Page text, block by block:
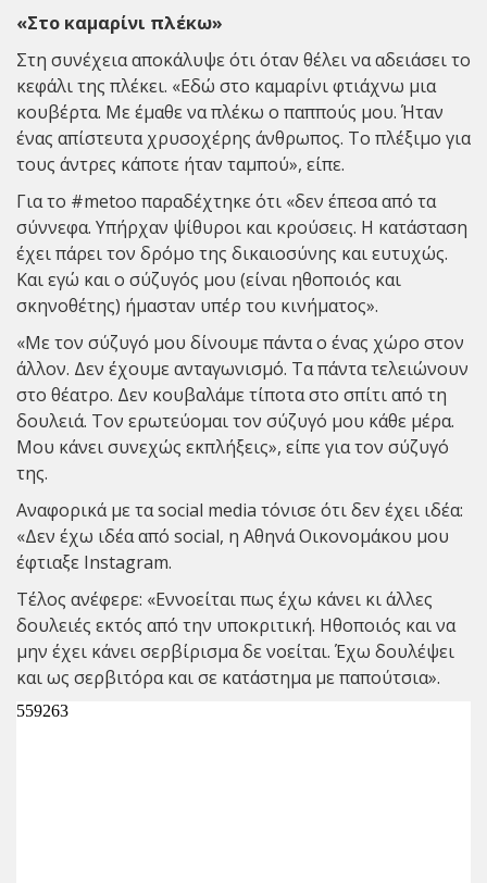
«Στο καμαρίνι πλέκω»
Στη συνέχεια αποκάλυψε ότι όταν θέλει να αδειάσει το
κεφάλι της πλέκει. «Εδώ στο καμαρίνι φτιάχνω μια
κουβέρτα. Με έμαθε να πλέκω ο παππούς μου. Ήταν
ένας απίστευτα χρυσοχέρης άνθρωπος. Το πλέξιμο για
τους άντρες κάποτε ήταν ταμπού», είπε.
Για το #metoo παραδέχτηκε ότι «δεν έπεσα από τα
σύννεφα. Υπήρχαν ψίθυροι και κρούσεις. Η κατάσταση
έχει πάρει τον δρόμο της δικαιοσύνης και ευτυχώς.
Και εγώ και ο σύζυγός μου (είναι ηθοποιός και
σκηνοθέτης) ήμασταν υπέρ του κινήματος».
«Με τον σύζυγό μου δίνουμε πάντα ο ένας χώρο στον
άλλον. Δεν έχουμε ανταγωνισμό. Τα πάντα τελειώνουν
στο θέατρο. Δεν κουβαλάμε τίποτα στο σπίτι από τη
δουλειά. Τον ερωτεύομαι τον σύζυγό μου κάθε μέρα.
Μου κάνει συνεχώς εκπλήξεις», είπε για τον σύζυγό
της.
Αναφορικά με τα social media τόνισε ότι δεν έχει ιδέα:
«Δεν έχω ιδέα από social, η Αθηνά Οικονομάκου μου
έφτιαξε Instagram.
Τέλος ανέφερε: «Εννοείται πως έχω κάνει κι άλλες
δουλειές εκτός από την υποκριτική. Ηθοποιός και να
μην έχει κάνει σερβίρισμα δε νοείται. Έχω δουλέψει
και ως σερβιτόρα και σε κατάστημα με παπούτσια».